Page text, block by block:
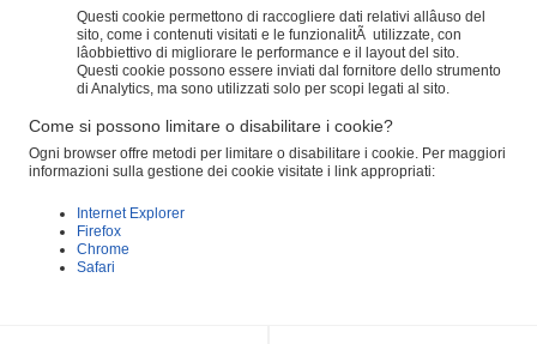
Questi cookie permettono di raccogliere dati relativi allâuso del
sito, come i contenuti visitati e le funzionalitÃ utilizzate, con
lâobbiettivo di migliorare le performance e il layout del sito.
Questi cookie possono essere inviati dal fornitore dello strumento
di Analytics, ma sono utilizzati solo per scopi legati al sito.
Come si possono limitare o disabilitare i cookie?
Ogni browser offre metodi per limitare o disabilitare i cookie. Per maggiori
informazioni sulla gestione dei cookie visitate i link appropriati:
Internet Explorer
Firefox
Chrome
Safari